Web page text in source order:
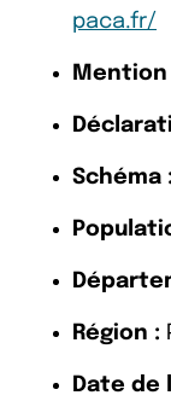
paca.fr/
Mention
Schéma :
Région :
Date